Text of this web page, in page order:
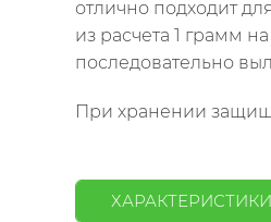
отлично подходит
из расчета 1 грамм
последовательно
При хранении
ХАРАКТЕРИСТИКИ